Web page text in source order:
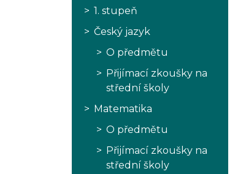
1. stupeň
Český jazyk
O předmětu
Přijímací zkoušky na
střední školy
Matematika
O předmětu
Přijímací zkoušky na
střední školy